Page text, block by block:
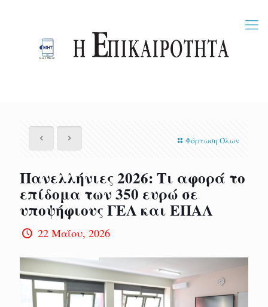
Φόρτωση Όλων
Πανελλήνιες 2026: Τι αφορά το
επίδομα των 350 ευρώ σε
υποψήφιους ΓΕΛ και ΕΠΑΛ
22 Μαΐου, 2026